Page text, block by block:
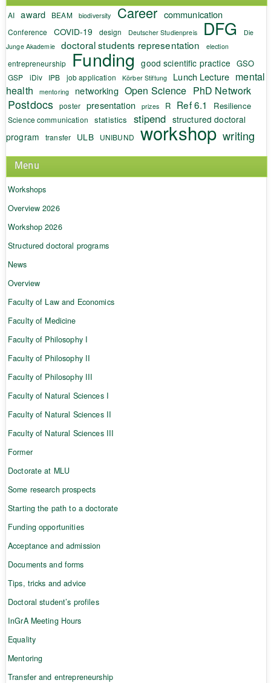
AI award BEAM biodiversity Career communication
Conference COVID-19 design Deutscher Studienpreis DFG
Die
Junge Akademie
doctoral students representation election
entrepreneurship Funding good scientific practice GSO
GSP iDiv IPB job application Körber Stiftung Lunch Lecture mental
health
mentoring networking Open Science PhD Network
Postdocs poster presentation prizes R Ref 6.1 Resilience
Science communication statistics stipend structured doctoral
program
transfer ULB UNIBUND workshop writing
Menu
Workshops
Overview 2026
Workshop 2026
Structured doctoral programs
News
Overview
Faculty of Law and Economics
Faculty of Medicine
Faculty of Philosophy I
Faculty of Philosophy II
Faculty of Philosophy III
Faculty of Natural Sciences I
Faculty of Natural Sciences II
Faculty of Natural Sciences III
Former
Doctorate at MLU
Some research prospects
Starting the path to a doctorate
Funding opportunities
Acceptance and admission
Documents and forms
Tips, tricks and advice
Doctoral student’s profiles
InGrA Meeting Hours
Equality
Mentoring
Transfer and entrepreneurship